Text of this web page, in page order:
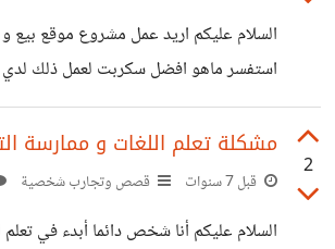
السلام عليكم اريد عمل مشروع موقع بيع
استفسر ماهو افضل سكربت لعمل ذلك
تصميم القوالب و التعريب
2
مشكلة تعلم اللغات و ممارسة
قبل 7 سنوات قصص وتجارب شخصية
السلام عليكم أنا شخص دائما أبدء في